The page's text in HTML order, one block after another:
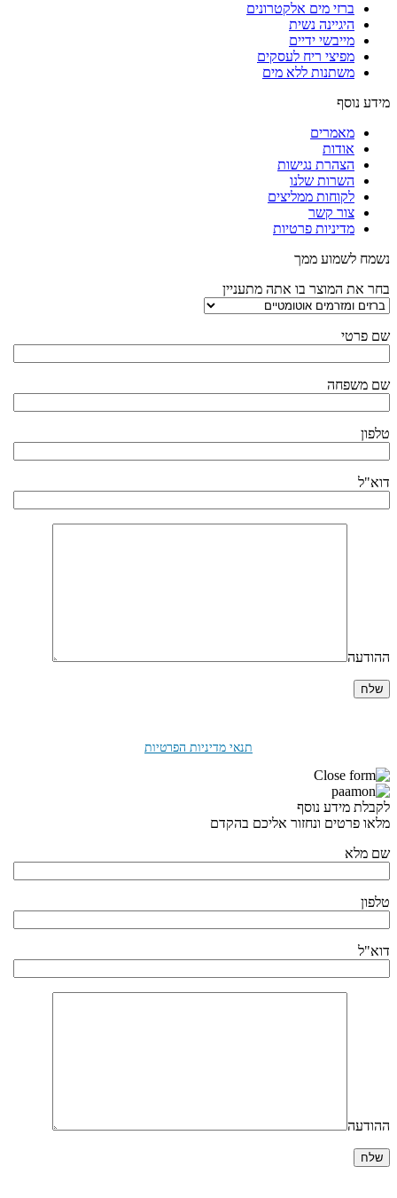
ברזי מים אלקטרונים
היגיינה נשית
מייבשי ידיים
מפיצי ריח לעסקים
משתנות ללא מים
מידע נוסף
מאמרים
אודות
הצהרת נגישות
השרות שלנו
לקוחות ממליצים
צור קשר
מדיניות פרטיות
נשמח לשמוע ממך
בחר את המוצר בו אתה מתעניין
שם פרטי
שם משפחה
טלפון
דוא"ל
ההודעה
תנאי מדיניות הפרטיות
לקבלת מידע נוסף
מלאו פרטים ונחזור אליכם בהקדם
שם מלא
טלפון
דוא"ל
ההודעה